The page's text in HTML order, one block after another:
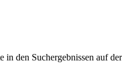
Suchergebnissen auf der